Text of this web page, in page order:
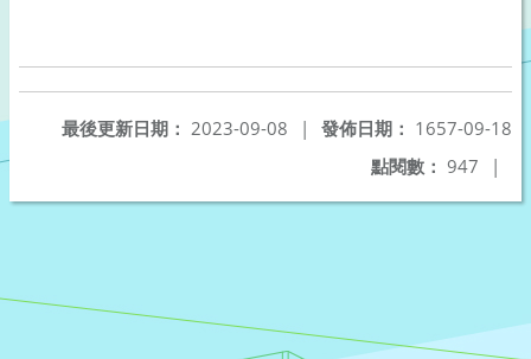
發佈日期： 1657-09-18
最後更新日期： 2023-09-08
|
點閱數： 947 |